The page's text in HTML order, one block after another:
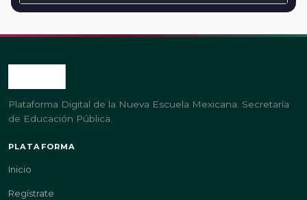
Plataforma Digital de la Nueva Escuela Mexicana. Secretaría
de Educación Pública.
PLATAFORMA
Inicio
Regístrate